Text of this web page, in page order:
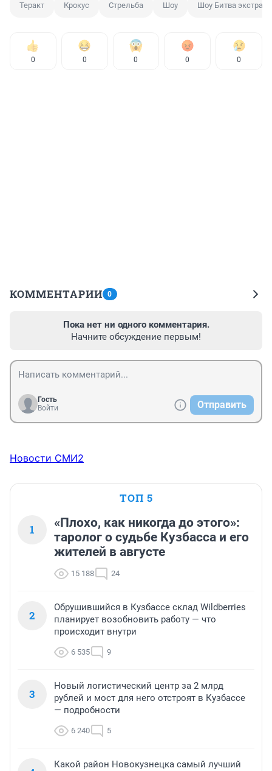
Теракт Крокус Стрельба Шоу Шоу Битва
0 0 0 0 0
КОММЕНТАРИИ 0
Пока нет ни одного комментария.
Начните обсуждение первым!
Гость
Войти
Отправить
Новости СМИ2
ТОП 5
1
«Плохо, как никогда до этого»:
таролог о судьбе Кузбасса и его
жителей в августе
15 188 24
2
Обрушившийся в Кузбассе склад Wildberries
планирует возобновить работу — что
происходит внутри
6 535 9
3
Новый логистический центр за 2 млрд
рублей и мост для него отстроят в Кузбассе
— подробности
6 240 5
Какой район Новокузнецка самый лучший